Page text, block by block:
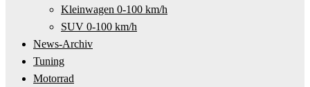
Kleinwagen 0-100 km/h
SUV 0-100 km/h
News-Archiv
Tuning
Motorrad